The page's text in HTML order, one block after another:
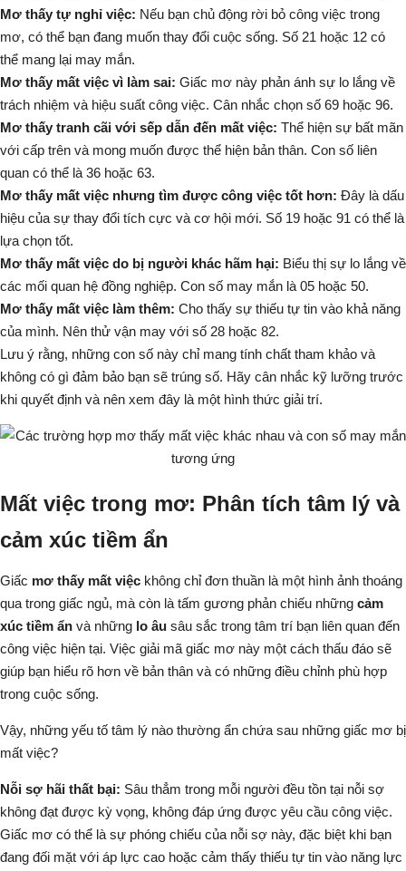
Mơ thấy tự nghỉ việc: Nếu bạn chủ động rời bỏ công việc trong
mơ, có thể bạn đang muốn thay đổi cuộc sống. Số 21 hoặc 12 có
thể mang lại may mắn.
Mơ thấy mất việc vì làm sai: Giấc mơ này phản ánh sự lo lắng về
trách nhiệm và hiệu suất công việc. Cân nhắc chọn số 69 hoặc 96.
Mơ thấy tranh cãi với sếp dẫn đến mất việc: Thể hiện sự bất mãn
với cấp trên và mong muốn được thể hiện bản thân. Con số liên
quan có thể là 36 hoặc 63.
Mơ thấy mất việc nhưng tìm được công việc tốt hơn: Đây là dấu
hiệu của sự thay đổi tích cực và cơ hội mới. Số 19 hoặc 91 có thể là
lựa chọn tốt.
Mơ thấy mất việc do bị người khác hãm hại: Biểu thị sự lo lắng về
các mối quan hệ đồng nghiệp. Con số may mắn là 05 hoặc 50.
Mơ thấy mất việc làm thêm: Cho thấy sự thiếu tự tin vào khả năng
của mình. Nên thử vận may với số 28 hoặc 82.
Lưu ý rằng, những con số này chỉ mang tính chất tham khảo và
không có gì đảm bảo bạn sẽ trúng số. Hãy cân nhắc kỹ lưỡng trước
khi quyết định và nên xem đây là một hình thức giải trí.
Mất việc trong mơ: Phân tích tâm lý và
cảm xúc tiềm ẩn
Giấc mơ thấy mất việc không chỉ đơn thuần là một hình ảnh thoáng
qua trong giấc ngủ, mà còn là tấm gương phản chiếu những cảm
xúc tiềm ẩn và những lo âu sâu sắc trong tâm trí bạn liên quan đến
công việc hiện tại. Việc giải mã giấc mơ này một cách thấu đáo sẽ
giúp bạn hiểu rõ hơn về bản thân và có những điều chỉnh phù hợp
trong cuộc sống.
Vậy, những yếu tố tâm lý nào thường ẩn chứa sau những giấc mơ bị
mất việc?
Nỗi sợ hãi thất bại: Sâu thẳm trong mỗi người đều tồn tại nỗi sợ
không đạt được kỳ vọng, không đáp ứng được yêu cầu công việc.
Giấc mơ có thể là sự phóng chiếu của nỗi sợ này, đặc biệt khi bạn
đang đối mặt với áp lực cao hoặc cảm thấy thiếu tự tin vào năng lực